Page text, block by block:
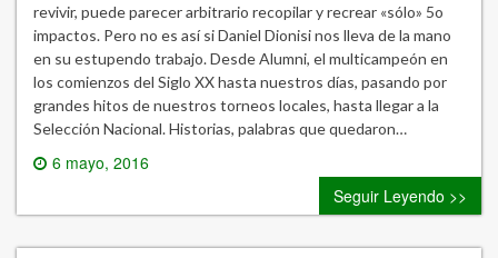
revivir, puede parecer arbitrario recopilar y recrear «sólo» 5o
impactos. Pero no es así si Daniel Dionisi nos lleva de la mano
en su estupendo trabajo. Desde Alumni, el multicampeón en
los comienzos del Siglo XX hasta nuestros días, pasando por
grandes hitos de nuestros torneos locales, hasta llegar a la
Selección Nacional. Historias, palabras que quedaron…
6 mayo, 2016
0 comment
Seguir Leyendo >>